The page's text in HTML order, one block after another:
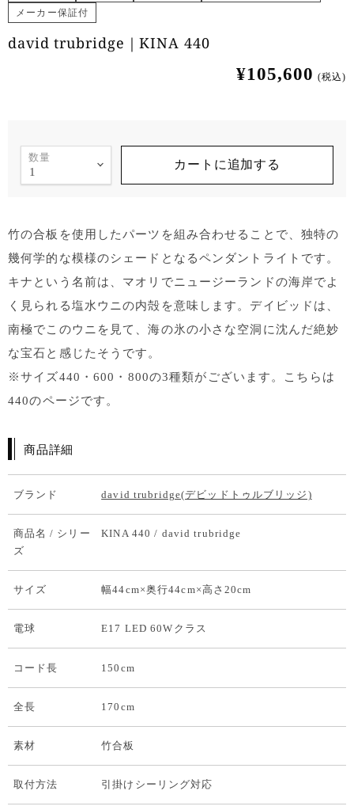
メーカー保証付
david trubridge｜KINA 440
¥105,600 (税込)
数量 カートに追加する
竹の合板を使用したパーツを組み合わせることで、独特の
幾何学的な模様のシェードとなるペンダントライトです。
キナという名前は、マオリでニュージーランドの海岸でよ
く見られる塩水ウニの内殻を意味します。デイビッドは、
南極でこのウニを見て、海の氷の小さな空洞に沈んだ絶妙
な宝石と感じたそうです。
※サイズ440・600・800の3種類がございます。こちらは
440のページです。
商品詳細
ブランド david trubridge(デビッドトゥルブリッジ)
商品名 / シリー
ズ
KINA 440 / david trubridge
サイズ 幅44cm×奥行44cm×高さ20cm
電球 E17 LED 60Wクラス
コード長 150cm
全長 170cm
素材 竹合板
取付方法 引掛けシーリング対応